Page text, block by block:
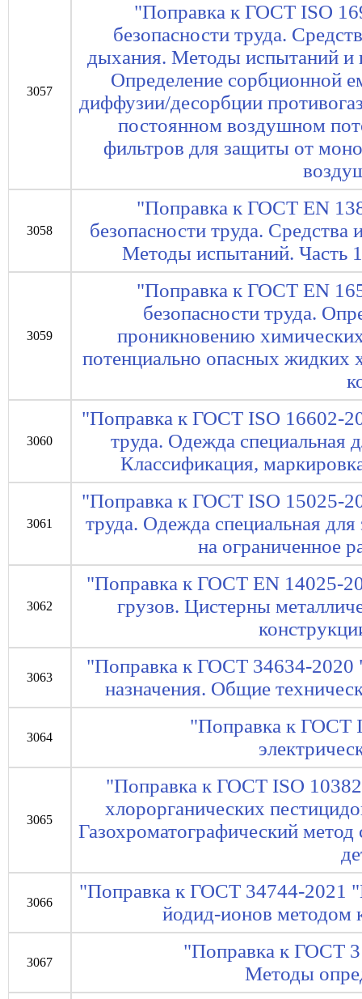
3057
"Поправка к ГОСТ ISO
безопасности труда.
дыхания. Методы испытаний и
Определение сорбционной
диффузии/десорбции
постоянном воздушном
фильтров для защиты от
3058
"Поправка к ГОСТ EN
безопасности труда.
Методы испытаний. Часть
3059
"Поправка к ГОСТ EN
безопасности труда.
проникновению
потенциально опасных жидких
3060
"Поправка к ГОСТ ISO 16602-
труда. Одежда специальная
Классификация,
3061
"Поправка к ГОСТ ISO 15025-
труда. Одежда специальная
на ограниченное
3062
"Поправка к ГОСТ EN 14025-
грузов. Цистерны
3063
"Поправка к ГОСТ 34634-2020
назначения. Общие
3064
"Поправка к ГОСТ
3065
"Поправка к ГОСТ ISO
хлорорганических
Газохроматографический метод
3066
"Поправка к ГОСТ 34744-2021
йодид-ионов методом
3067
"Поправка к ГОСТ
Методы